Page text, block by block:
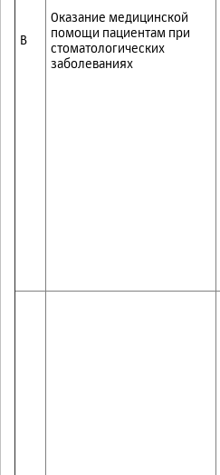
B
Оказание медицинской
помощи пациентам при
стоматологических
заболеваниях